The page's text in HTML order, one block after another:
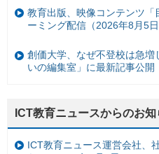
教育出版、映像コンテンツ「
ーミング配信（2026年8月5日
創価大学、なぜ不登校は急増
いの編集室」に最新記事公開
ICT教育ニュースからのお知
ICT教育ニュース運営会社、